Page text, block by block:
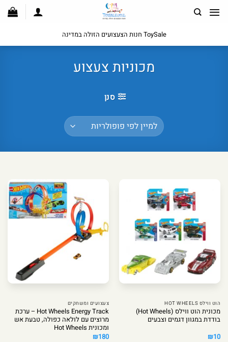
לתוכן
ToySale חנות הצעצועים הזולה במדינה
מכוניות צעצוע
סנן
הוט ווילס HOT WHEELS
מכונית הוט ווילס (Hot Wheels)
בודדת במגוון דגמים וצבעים
₪10
צעצועים ומשחקים
Hot Wheels Energy Track – ערכת
מרוצים עם לולאה כפולה, טבעת אש
ומכונית Hot Wheels
₪180